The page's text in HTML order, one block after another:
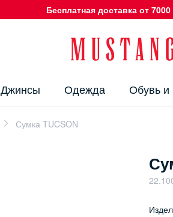
Бесплатная доставка от
Джинсы Одежда Обувь и
Сумка TUCSON